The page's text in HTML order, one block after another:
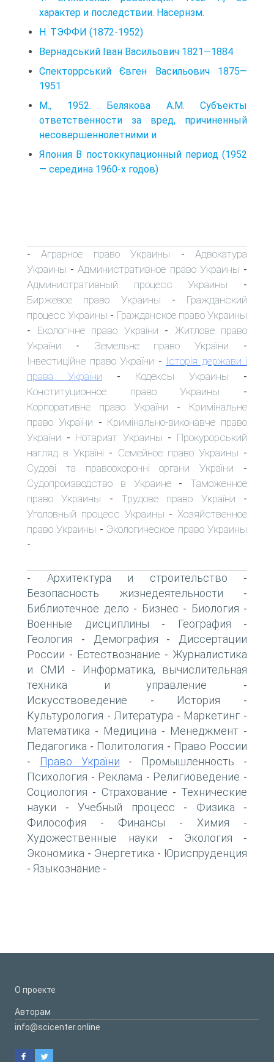
характер и последствии. Насернзм.
Н. ТЭФФИ (1872-1952)
Вернадський Іван Васильович 1821—1884
Спекторрський Євген Васильович 1875—
1951
М., 1952. Белякова А.М. Субъекты
ответственности за вред, причиненный
несовершеннолетними и
Япония B постоккупационный период (1952
— середина 1960-х годов)
-Аграрное право Украины -Адвокатура
Украины -Административное право Украины -
Административный процесс Украины -
Биржевое право Украины - Гражданский
процесс Украины - Гражданское право Украины
- Екологічне право України - Житлове право
України - Земельне право України -
Інвестиційне право України - Історія держави і
права України - Кодексы Украины -
Конституционное право Украины -
Корпоративне право України - Кримінальне
право України - Кримінально-виконавче право
України - Нотариат Украины - Прокурорський
нагляд в Україні - Семейное право Украины -
Судові та правоохоронні органи України -
Судопроизводство в Украине- Таможенное
право Украины - Трудове право України -
Уголовный процесс Украины - Хозяйственное
право Украины - Экологическое право Украины
-
- Архитектура и строительство -
Безопасность жизнедеятельности -
Библиотечное дело - Бизнес - Биология -
Военные дисциплины - География -
Геология - Демография -
Диссертации
России - Естествознание - Журналистика
и СМИ -
Информатика, вычислительная
техника и управление -
Искусствоведение - История -
Культурология - Литература - Маркетинг -
Математика - Медицина - Менеджмент -
Педагогика - Политология - Право России
- Право України - Промышленность -
Психология - Реклама - Религиоведение -
Социология - Страхование - Технические
науки - Учебный процесс - Физика -
Философия - Финансы - Химия -
Художественные науки - Экология -
Экономика - Энергетика - Юриспруденция
- Языкознание -
О проекте
Авторам
info@scicenter.online